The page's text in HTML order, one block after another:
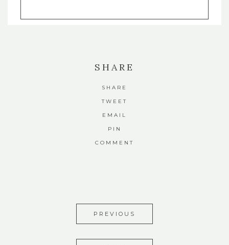
SHARE
SHARE
TWEET
EMAIL
PIN
COMMENT
PREVIOUS